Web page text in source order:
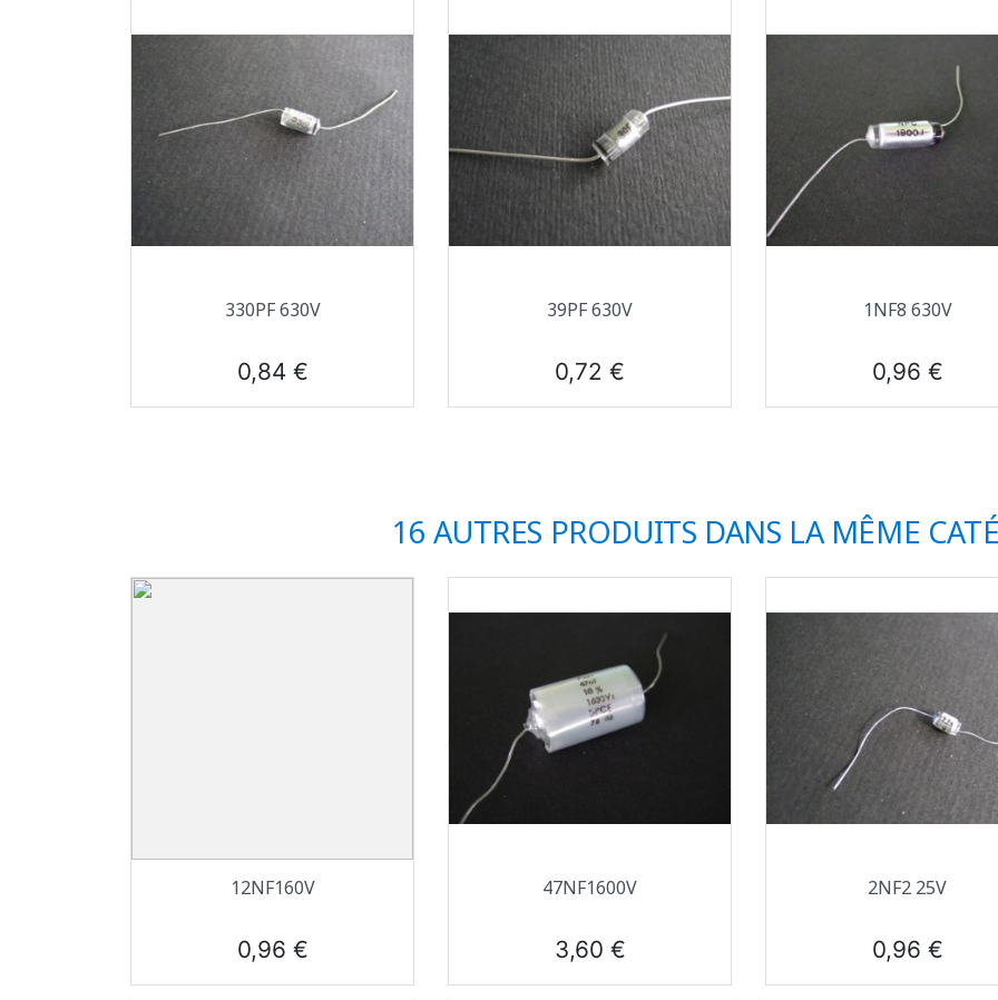
Aperçu rapide
330PF 630V
Prix
0,84 €
Aperçu rapide
39PF 630V
Prix
0,72 €
Aperçu rapide
1NF8 630V
Prix
0,96 €
16 AUTRES PRODUITS DANS LA MÊME
Aperçu rapide
12NF160V
Prix
0,96 €
Aperçu rapide
47NF1600V
Prix
3,60 €
Aperçu rapide
2NF2 25V
Prix
0,96 €